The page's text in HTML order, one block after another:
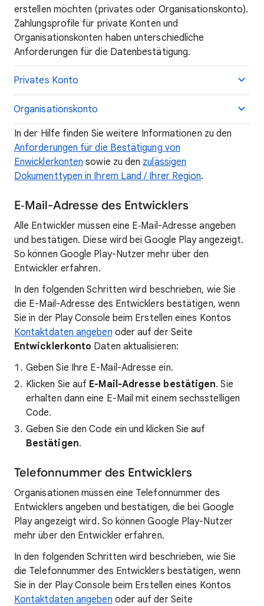
erstellen möchten (privates oder Organisationskonto).
Zahlungsprofile für private Konten und
Organisationskonten haben unterschiedliche
Anforderungen für die Datenbestätigung.
Privates Konto
Organisationskonto
In der Hilfe finden Sie weitere Informationen zu den
Anforderungen für die Bestätigung von
Enwicklerkonten sowie zu den zulässigen
Dokumenttypen in Ihrem Land / Ihrer Region.
E‑Mail-Adresse des Entwicklers
Alle Entwickler müssen eine E‑Mail-Adresse angeben
und bestätigen. Diese wird bei Google Play angezeigt.
So können Google Play-Nutzer mehr über den
Entwickler erfahren.
In den folgenden Schritten wird beschrieben, wie Sie
die E-Mail-Adresse des Entwicklers bestätigen, wenn
Sie in der Play Console beim Erstellen eines Kontos
Kontaktdaten angeben oder auf der Seite
Entwicklerkonto Daten aktualisieren:
Geben Sie Ihre E-Mail-Adresse ein.
Klicken Sie auf E-Mail-Adresse bestätigen. Sie
erhalten dann eine E-Mail mit einem sechsstelligen
Code.
Geben Sie den Code ein und klicken Sie auf
Bestätigen.
Telefonnummer des Entwicklers
Organisationen müssen eine Telefonnummer des
Entwicklers angeben und bestätigen, die bei Google
Play angezeigt wird. So können Google Play-Nutzer
mehr über den Entwickler erfahren.
In den folgenden Schritten wird beschrieben, wie Sie
die Telefonnummer des Entwicklers bestätigen, wenn
Sie in der Play Console beim Erstellen eines Kontos
Kontaktdaten angeben oder auf der Seite